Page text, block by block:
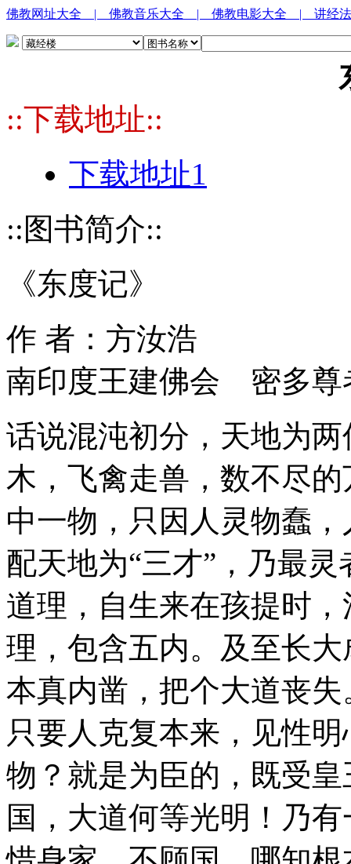
佛教网址大全 | 佛教音乐大全 | 佛教电影大全 | 讲经
::下载地址::
下载地址1
::图书简介::
《东度记》
作 者：方汝浩
南印度王建佛会 密多尊
话说混沌初分，天地为
木，飞禽走兽，数不尽
中一物，只因人灵物蠢
配天地为“三才”，乃最
道理，自生来在孩提时
理，包含五内。及至长
本真内凿，把个大道丧
只要人克复本来，见性
物？就是为臣的，既受
国，大道何等光明！乃